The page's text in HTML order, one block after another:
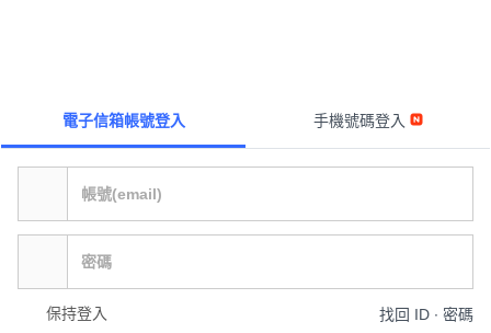
電子信箱帳號登入 手機號碼登入
保持登入 找回 ID ∙ 密碼